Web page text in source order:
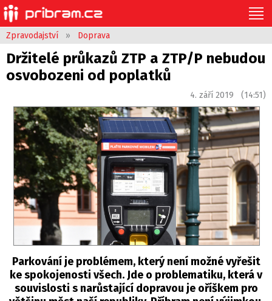
Zpravodajství » Doprava
Držitelé průkazů ZTP a ZTP/P nebudou
osvobozeni od poplatků
4. září 2019 (14:51)
Parkování je problémem, který není možné vyřešit
ke spokojenosti všech. Jde o problematiku, která v
souvislosti s narůstající dopravou je oříškem pro